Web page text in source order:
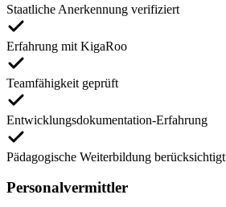
Staatliche Anerkennung verifiziert
Erfahrung mit KigaRoo
Teamfähigkeit geprüft
Entwicklungsdokumentation-Erfahrung
Pädagogische Weiterbildung berücksichtigt
Personalvermittler